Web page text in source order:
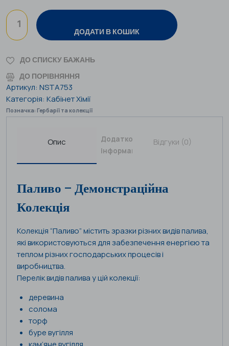
ДОДАТИ В КОШИК
ДО СПИСКУ БАЖАНЬ
ДО ПОРІВНЯННЯ
Артикул: NSTA753
Категорія: Кабінет Хімії
Позначка: Гербарії та колекції
Опис
Додаткова
інформація
Відгуки (0)
Паливо – Демонстраційна
Колекція
Колекція “Паливо” містить зразки різних видів палива,
які використовуються для забезпечення енергією та
теплом різних господарських процесів і
виробництва.
Перелік видів палива у цій колекції:
деревина
солома
торф
буре вугілля